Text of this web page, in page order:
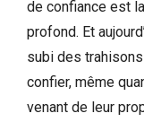
de confiance est
profond. Et
subi des
confier, même
venant de leur